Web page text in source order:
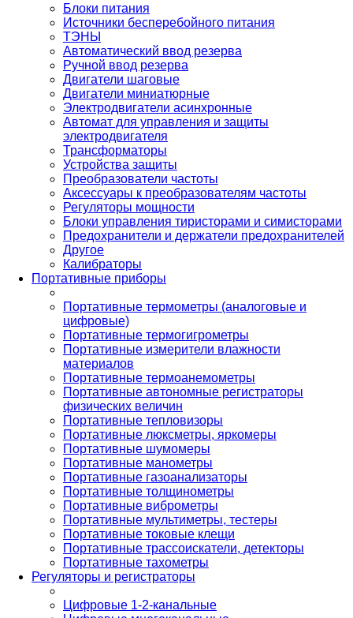
Блоки питания
Источники бесперебойного питания
ТЭНЫ
Автоматический ввод резерва
Ручной ввод резерва
Двигатели шаговые
Двигатели миниатюрные
Электродвигатели асинхронные
Автомат для управления и защиты
электродвигателя
Трансформаторы
Устройства защиты
Преобразователи частоты
Аксессуары к преобразователям частоты
Регуляторы мощности
Блоки управления тиристорами и симисторами
Предохранители и держатели предохранителей
Другое
Калибраторы
Портативные приборы
Портативные термометры (аналоговые и
цифровые)
Портативные термогигрометры
Портативные измерители влажности
материалов
Портативные термоанемометры
Портативные автономные регистраторы
физических величин
Портативные тепловизоры
Портативные люксметры, яркомеры
Портативные шумомеры
Портативные манометры
Портативные газоанализаторы
Портативные толщинометры
Портативные виброметры
Портативные мультиметры, тестеры
Портативные токовые клещи
Портативные трассоискатели, детекторы
Портативные тахометры
Регуляторы и регистраторы
Цифровые 1-2-канальные